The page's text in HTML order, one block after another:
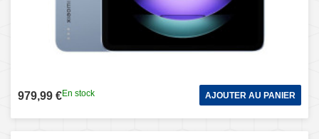
979,99 €En stock AJOUTER AU PANIER